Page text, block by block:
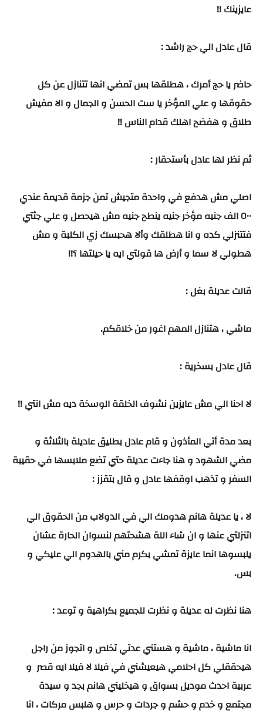
عايزينك !!
قال عادل الي حج راشد :
حاضر يا حج أمرك ، هطلقها بس تمضي انها تتنازل عن كل
حقوقها و علي المؤخر يا ست الحسن و الجمال و الا مفيش
طلاق و هفضح اهلك قدام الناس !!
ثم نظر لها عادل بأستحقار :
اصلي مش هدفع في واحدة متجيش تمن جزمة قديمة عندي
٥٠٠ الف جنيه مؤخر جنيه ينطح جنيه مش هيحصل و علي جثتي
فتتنزلي كده و انا هطلقك وألا هحبسك زي الكلبة و مش
هطولي لا سما و أرض ها قولتي ايه يا حيلتها ؟!!
قالت عديلة بغل :
ماشي ، هتنازل المهم اغور من خلاقكم.
قال عادل بسخرية :
لا احنا الي مش عايزين نشوف الخلقة الوسخة ديه مش انتي !!
بعد مدة أتي المأذون و قام عادل بطليق عاديلة بالثلاثة و
مضي الشهود و هنا جاءت عديلة حتي تضع ملابسها في حقيبة
السفر و تذهب اوقفها عادل و قال بتقزز :
لا ، يا عديلة هانم هدومك الي في الدولاب من الحقوق الي
اتنزلتي عنها و ان شاء اللة هشحتهم لنسوان الحارة عشان
يلبسوها انما عايزة تمشي بكرم مني بالهدوم الي عليكي و
بس.
هنا نظرت له عديلة و نظرت للجميع بكراهية و توعد :
انا ماشية ، ماشية و هستني عدتي تخلص و اتجوز من راجل
هيحققلي كل احلامي هيعيشني في فيلا لا فيلا ايه قصر و
عربية احدث موديل بسواق و هيخليني هانم بجد و سيدة
مجتمع و خدم و حشم و جردات و حرس و هلبس مركات ، انا